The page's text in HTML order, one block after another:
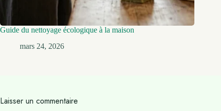
Guide du nettoyage écologique à la maison
mars 24, 2026
Laisser un commentaire